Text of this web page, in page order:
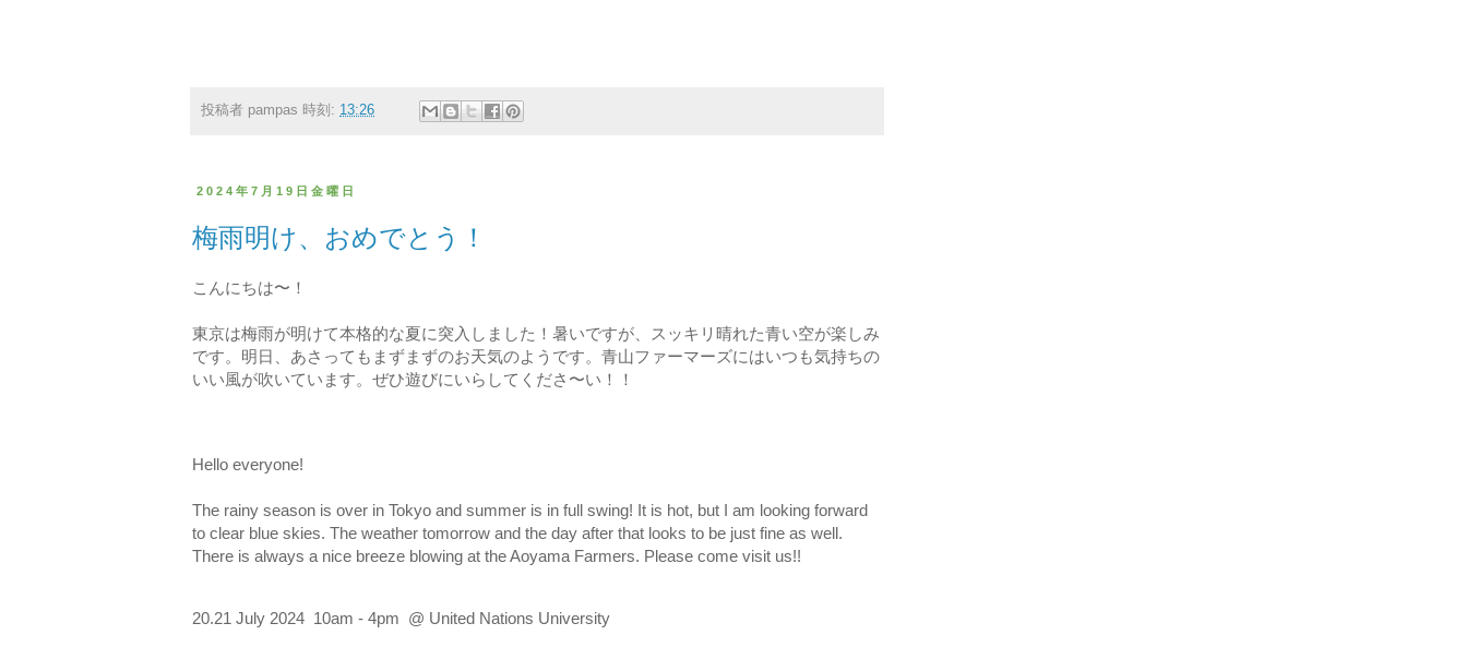
投稿者 pampas 時刻: 13:26
2024年7月19日金曜日
梅雨明け、おめでとう！
こんにちは〜！
東京は梅雨が明けて本格的な夏に突入しました！暑いですが、スッキリ晴れた青い空が楽しみ
です。明日、あさってもまずまずのお天気のようです。青山ファーマーズにはいつも気持ちの
いい風が吹いています。ぜひ遊びにいらしてくださ〜い！！
Hello everyone!
The rainy season is over in Tokyo and summer is in full swing! It is hot, but I am looking forward
to clear blue skies. The weather tomorrow and the day after that looks to be just fine as well.
There is always a nice breeze blowing at the Aoyama Farmers. Please come visit us!!
20.21 July 2024 10am - 4pm @ United Nations University